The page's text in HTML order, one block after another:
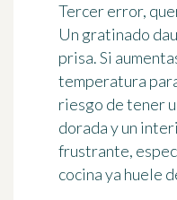
Tercer error,
Un gratinado
prisa. Si
temperatura
riesgo de tener
dorada y un
frustrante,
cocina ya huele